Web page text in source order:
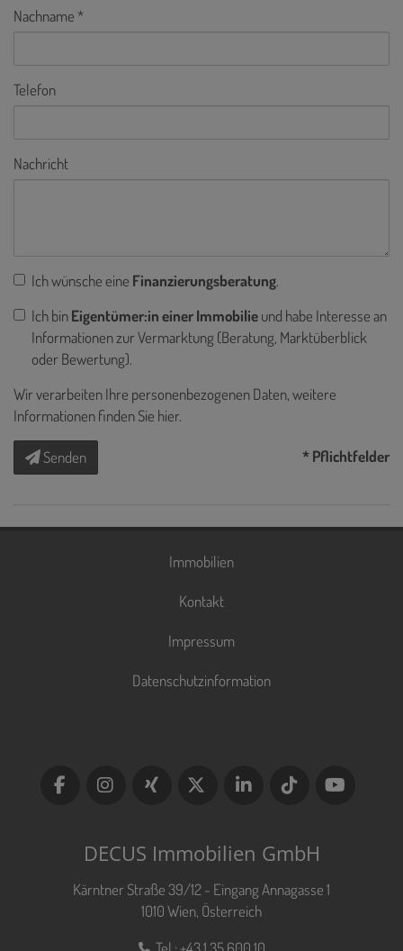
Nachname
Telefon
Nachricht
Ich wünsche eine Finanzierungsberatung.
Ich binEigentümer:in einer Immobilieund habe Interesse an
Informationen zur Vermarktung (Beratung, Marktüberblick
oder Bewertung).
Wir verarbeiten Ihre personenbezogenen Daten, weitere
Informationen finden Sie hier.
Senden * Pflichtfelder
Immobilien
Kontakt
Impressum
Datenschutzinformation
DECUS Immobilien GmbH
Kärntner Straße 39/12 - Eingang Annagasse 1
1010 Wien, Österreich